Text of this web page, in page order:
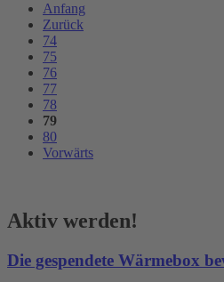
Anfang
Zurück
74
75
76
77
78
79
80
Vorwärts
Aktiv werden!
Die gespendete Wärmebox